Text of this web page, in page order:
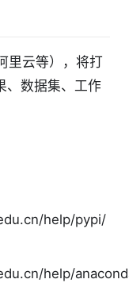
里云等），将打
、数据集、工作
help/pypi/
help/